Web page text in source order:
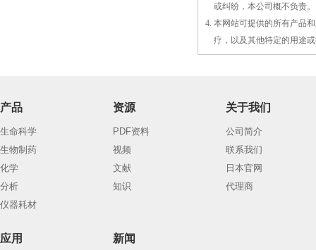
或纠纷，本公司概不负责。
4. 本网站可提供的所有产品
疗，以及其他特定的用途
产品
生命科学
生物制药
化学
分析
仪器耗材
资源
PDF资料
视频
文献
知识
关于我们
公司简介
联系我们
日本官网
代理商
应用 新闻